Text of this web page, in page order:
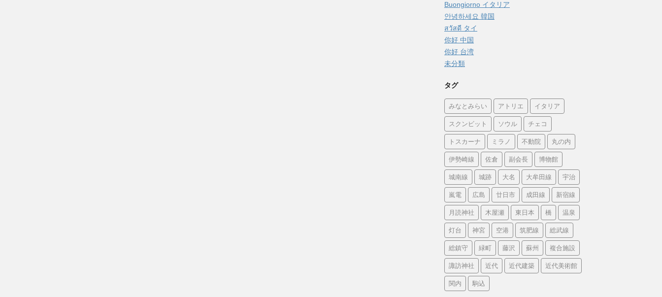
Buongiorno イタリア
안녕하세요 韓国
สวัสดี タイ
你好 中国
你好 台湾
未分類
タグ
みなとみらい アトリエ イタリア
スクンビット ソウル チェコ
トスカーナ ミラノ 不動院 丸の内
伊勢崎線 佐倉 副会長 博物館
城南線 城跡 大名 大牟田線 宇治
嵐電 広島 廿日市 成田線 新宿線
月読神社 木屋瀬 東日本 橋 温泉
灯台 神宮 空港 筑肥線 総武線
総鎮守 緑町 藤沢 蘇州 複合施設
諏訪神社 近代 近代建築 近代美術館
関内 駒込